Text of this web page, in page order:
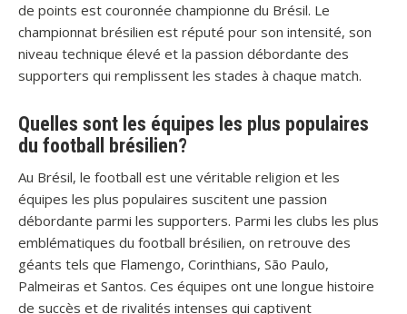
de points est couronnée championne du Brésil. Le
championnat brésilien est réputé pour son intensité, son
niveau technique élevé et la passion débordante des
supporters qui remplissent les stades à chaque match.
Quelles sont les équipes les plus populaires
du football brésilien?
Au Brésil, le football est une véritable religion et les
équipes les plus populaires suscitent une passion
débordante parmi les supporters. Parmi les clubs les plus
emblématiques du football brésilien, on retrouve des
géants tels que Flamengo, Corinthians, São Paulo,
Palmeiras et Santos. Ces équipes ont une longue histoire
de succès et de rivalités intenses qui captivent